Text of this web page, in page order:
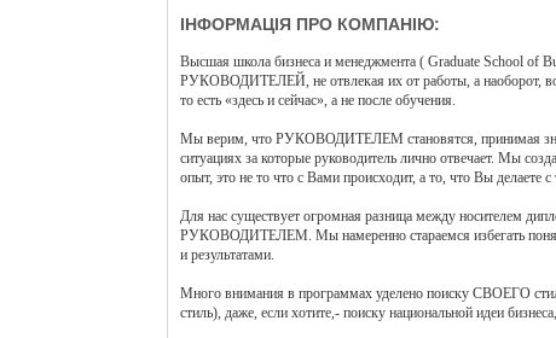
ІНФОРМАЦІЯ ПРО КОМПАНІЮ:
Высшая школа бизнеса и менеджмента ( Graduate School of
РУКОВОДИТЕЛЕЙ, не отвлекая их от работы, а наоборот,
то есть «здесь и сейчас», а не после обучения.
Мы верим, что РУКОВОДИТЕЛЕМ становятся, принимая
ситуациях за которые руководитель лично отвечает. Мы
опыт, это не то что с Вами происходит, а то, что Вы делаете
Для нас существует огромная разница между носителем
РУКОВОДИТЕЛЕМ. Мы намеренно стараемся избегать
и результатами.
Много внимания в программах уделено поиску СВОЕГО
стиль), даже, если хотите,- поиску национальной идеи